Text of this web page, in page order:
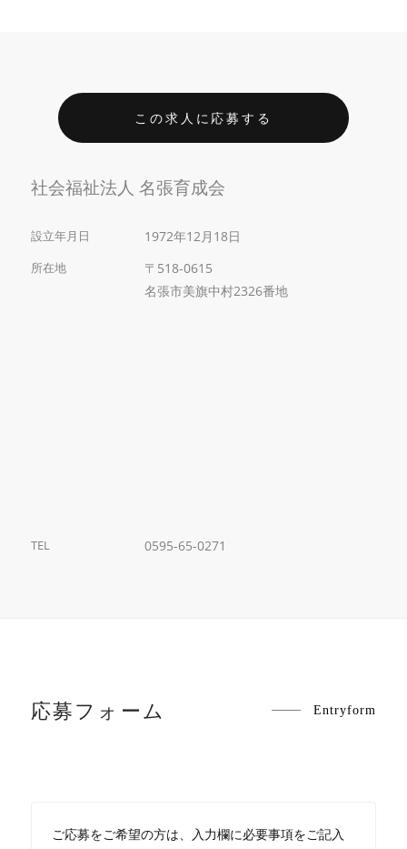
この求人に応募する
社会福祉法人 名張育成会
設立年月日 1972年12月18日
所在地
〒518-0615
名張市美旗中村2326番地
TEL 0595-65-0271
応募フォーム Entryform
ご応募をご希望の方は、入力欄に必要事項をご記入